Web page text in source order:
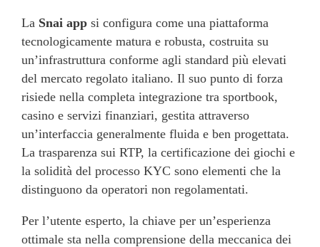
La Snai app si configura come una piattaforma
tecnologicamente matura e robusta, costruita su
un’infrastruttura conforme agli standard più elevati
del mercato regolato italiano. Il suo punto di forza
risiede nella completa integrazione tra sportbook,
casino e servizi finanziari, gestita attraverso
un’interfaccia generalmente fluida e ben progettata.
La trasparenza sui RTP, la certificazione dei giochi e
la solidità del processo KYC sono elementi che la
distinguono da operatori non regolamentati.
Per l’utente esperto, la chiave per un’esperienza
ottimale sta nella comprensione della meccanica dei